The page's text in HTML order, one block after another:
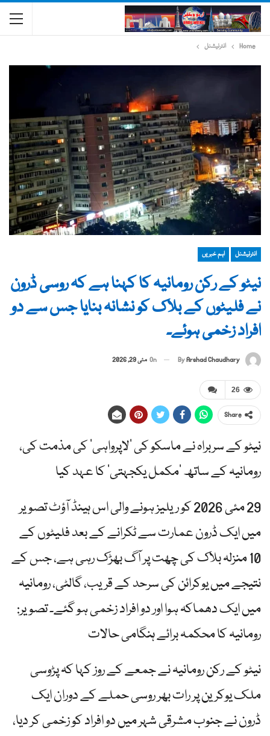
Home انٹرنیشنل
انٹرنیشنل اہم خبریں
نیٹو کے رکن رومانیہ کا کہنا ہے کہ روسی ڈرون
نے فلیٹوں کے بلاک کو نشانہ بنایا جس سے دو
افراد زخمی ہوئے۔
ByArshad Chaudhary
On مئی 29, 2026
26
Share
نیٹو کے سربراہ نے ماسکو کی ‘لاپرواہی’ کی مذمت کی،
رومانیہ کے ساتھ ‘مکمل یکجہتی’ کا عہد کیا
29 مئی 2026 کو ریلیز ہونے والی اس ہینڈ آؤٹ تصویر
میں ایک ڈرون عمارت سے ٹکرانے کے بعد فلیٹوں کے
10 منزلہ بلاک کی چھت پر آگ بھڑک رہی ہے، جس کے
نتیجے میں یوکرائن کی سرحد کے قریب، گالٹی، رومانیہ
میں ایک دھماکہ ہوا اور دو افراد زخمی ہو گئے۔ تصویر:
رومانیہ کا محکمہ برائے ہنگامی حالات
نیٹو کے رکن رومانیہ نے جمعے کے روز کہا کہ پڑوسی
ملک یوکرین پر رات بھر روسی حملے کے دوران ایک
ڈرون نے جنوب مشرقی شہر میں دو افراد کو زخمی کر دیا،